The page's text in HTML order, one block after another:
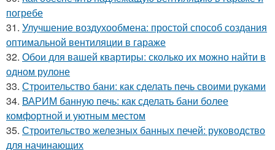
погребе
31. Улучшение воздухообмена: простой способ создания
оптимальной вентиляции в гараже
32. Обои для вашей квартиры: сколько их можно найти в
одном рулоне
33. Строительство бани: как сделать печь своими руками
34. ВАРИМ банную печь: как сделать бани более
комфортной и уютным местом
35. Строительство железных банных печей: руководство
для начинающих